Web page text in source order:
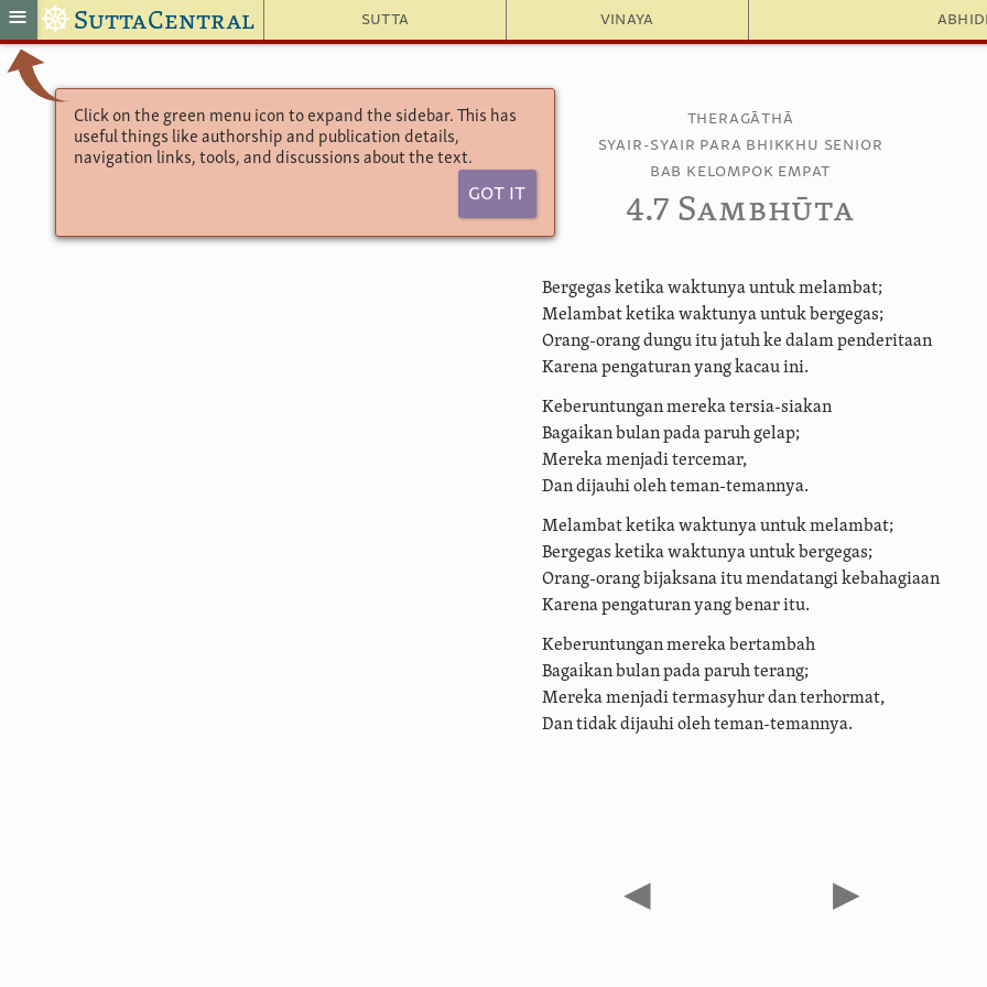
Sutta Vinaya
≡ ☸ SuttaCentral
Click on the green menu icon to expand the sidebar. This has
useful things like authorship and publication details,
navigation links, tools, and discussions about the text.
Got It
Theragāthā
Syair-syair Para Bhikkhu Senior
Bab Kelompok Empat
4.7 Sambhūta
Bergegas ketika waktunya untuk melambat;
Melambat ketika waktunya untuk bergegas;
Orang-orang dungu itu jatuh ke dalam penderitaan
Karena pengaturan yang kacau ini.
Keberuntungan mereka tersia-siakan
Bagaikan bulan pada paruh gelap;
Mereka menjadi tercemar,
Dan dijauhi oleh teman-temannya.
Melambat ketika waktunya untuk melambat;
Bergegas ketika waktunya untuk bergegas;
Orang-orang bijaksana itu mendatangi kebahagiaan
Karena pengaturan yang benar itu.
Keberuntungan mereka bertambah
Bagaikan bulan pada paruh terang;
Mereka menjadi termasyhur dan terhormat,
Dan tidak dijauhi oleh teman-temannya.
◀ ▶